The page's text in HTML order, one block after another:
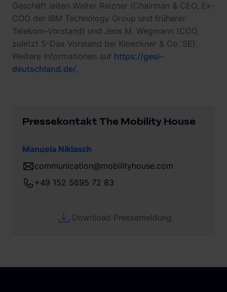
Geschäft leiten Walter Raizner (Chairman & CEO, Ex-
COO der IBM Technology Group und früherer
Telekom-Vorstand) und Jens M. Wegmann (COO,
zuletzt S-Dax Vorstand bei Kloeckner & Co. SE).
Weitere Informationen auf https://gesi-
deutschland.de/.
Pressekontakt The Mobility House
Manuela Niklasch
communication@mobilityhouse.com
+49 152 5695 72 83
Download Pressemeldung